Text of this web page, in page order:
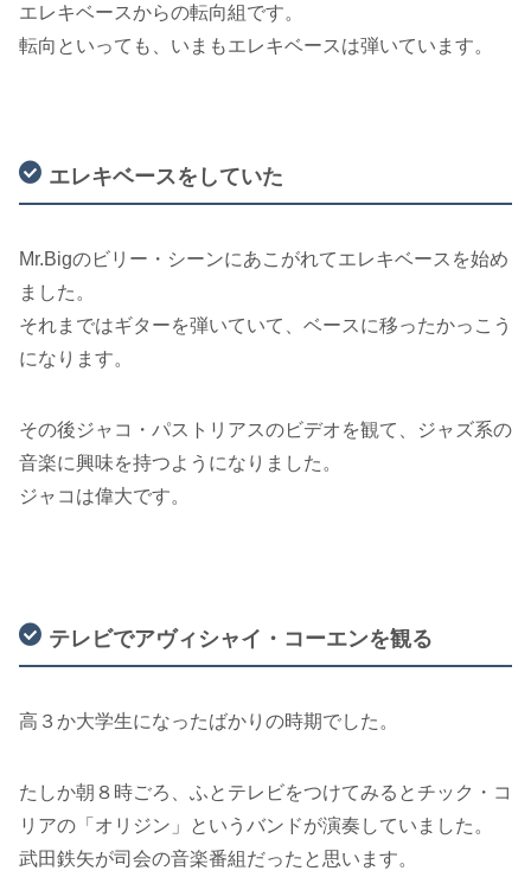
エレキベースからの転向組です。
転向といっても、いまもエレキベースは弾いています。
エレキベースをしていた
Mr.Bigのビリー・シーンにあこがれてエレキベースを始め
ました。
それまではギターを弾いていて、ベースに移ったかっこう
になります。
その後ジャコ・パストリアスのビデオを観て、ジャズ系の
音楽に興味を持つようになりました。
ジャコは偉大です。
テレビでアヴィシャイ・コーエンを観る
高３か大学生になったばかりの時期でした。
たしか朝８時ごろ、ふとテレビをつけてみるとチック・コ
リアの「オリジン」というバンドが演奏していました。
武田鉄矢が司会の音楽番組だったと思います。